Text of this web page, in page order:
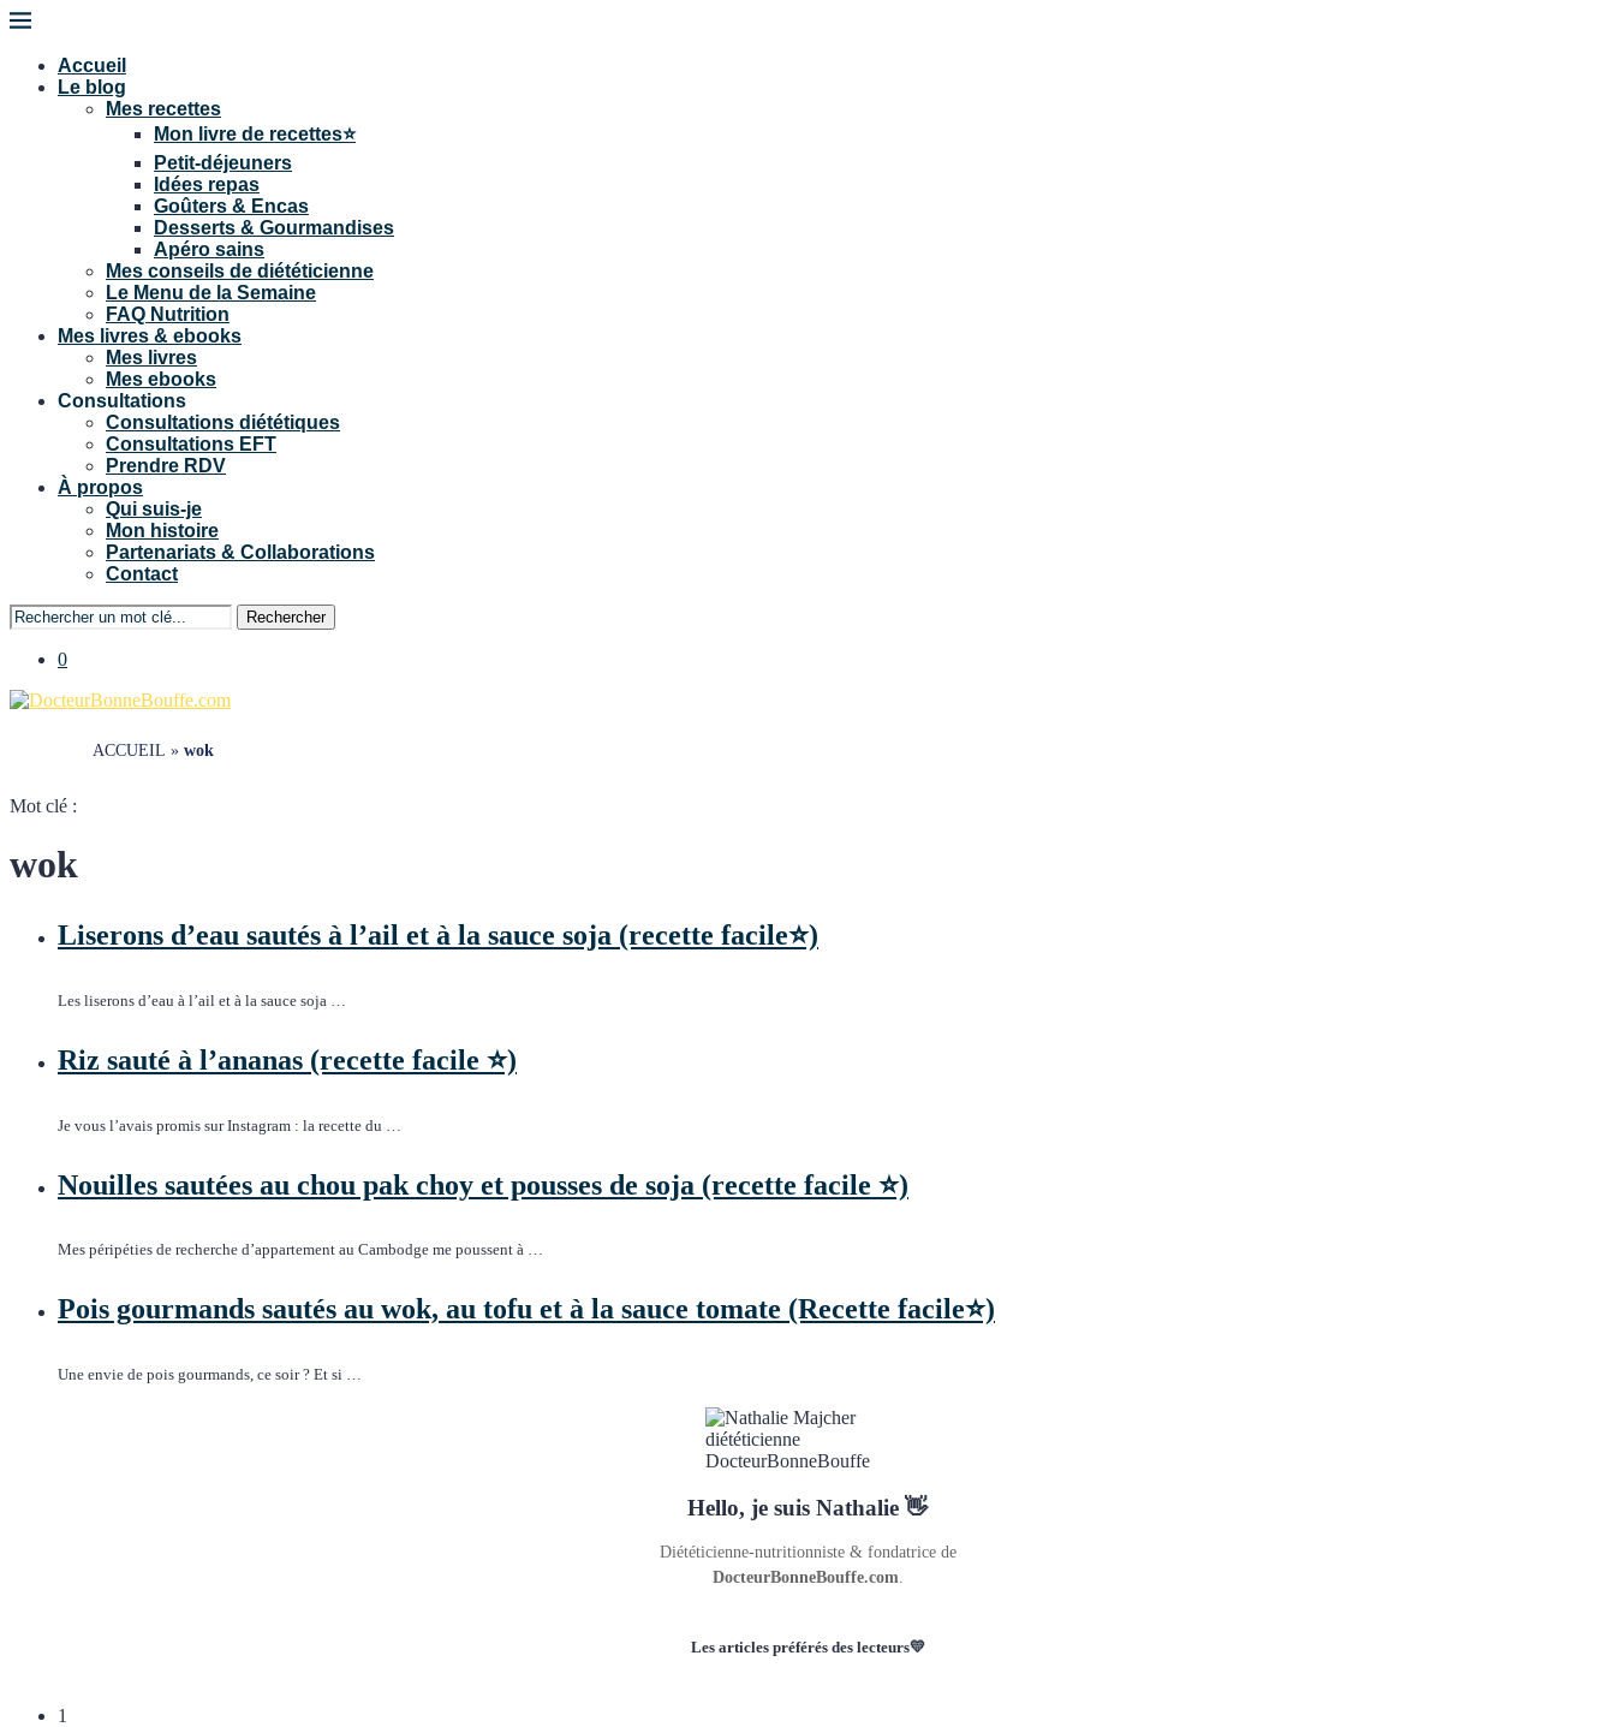
Accueil
Le blog
Mes recettes
Mon livre de recettes⭐
Petit-déjeuners
Idées repas
Goûters & Encas
Desserts & Gourmandises
Apéro sains
Mes conseils de diététicienne
Le Menu de la Semaine
FAQ Nutrition
Mes livres & ebooks
Mes livres
Mes ebooks
Consultations
Consultations diététiques
Consultations EFT
Prendre RDV
À propos
Qui suis-je
Mon histoire
Partenariats & Collaborations
Contact
Rechercher
0
ACCUEIL » wok
Mot clé :
wok
Liserons d’eau sautés à l’ail et à la sauce soja (recette facile⭐)
Les liserons d’eau à l’ail et à la sauce soja …
Riz sauté à l’ananas (recette facile ⭐)
Je vous l’avais promis sur Instagram : la recette du …
Nouilles sautées au chou pak choy et pousses de soja (recette facile ⭐)
Mes péripéties de recherche d’appartement au Cambodge me poussent à …
Pois gourmands sautés au wok, au tofu et à la sauce tomate (Recette facile⭐)
Une envie de pois gourmands, ce soir ? Et si …
Hello, je suis Nathalie 👋
Diététicienne-nutritionniste & fondatrice de
DocteurBonneBouffe.com
Les articles préférés des lecteurs💛
1